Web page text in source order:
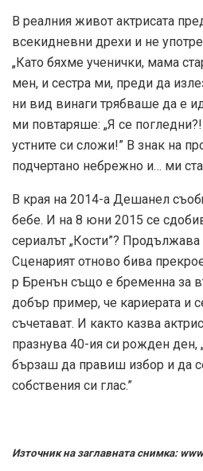
В реалния живот актрисата
всекидневни дрехи и не
„Като бяхме ученички, мама
мен, и сестра ми, преди да
ни вид винаги трябваше да е
ми повтаряше: „Я се
устните си сложи!” В знак на
подчертано небрежно и… ми
В края на 2014-а Дешанел
бебе. И на 8 юни 2015 се
сериалът „Кости”?
Сценарият отново бива
р Бренън също е бременна за
добър пример, че кариерата и
съчетават. И както казва
празнува 40-ия си рожден ден,
бързаш да правиш избор и да
собствения си глас.”
Източник на заглавната снимка: